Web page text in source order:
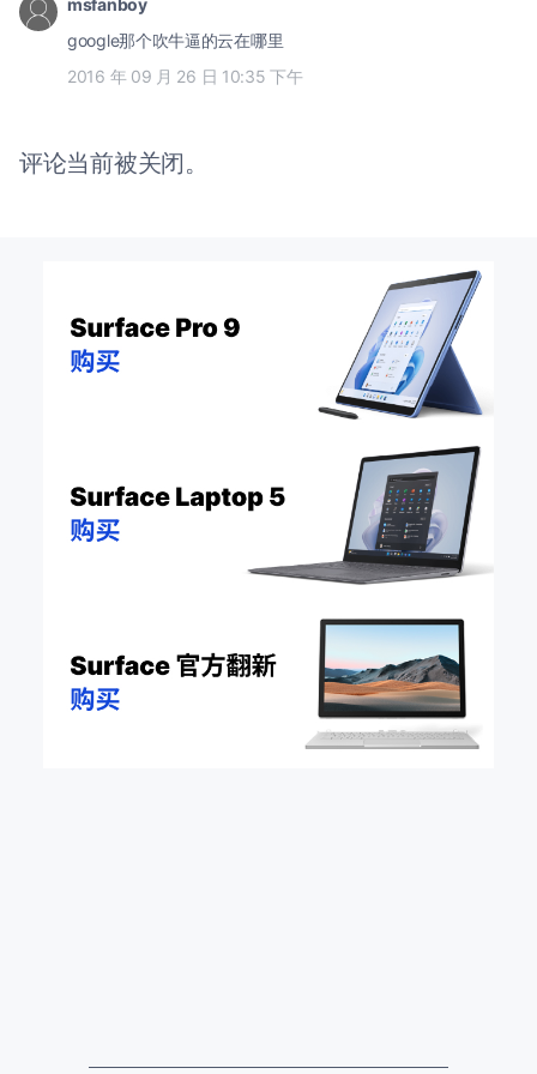
google那个吹牛逼的云在哪里
2016 年 09 月 26 日 10:35 下午
评论当前被关闭。